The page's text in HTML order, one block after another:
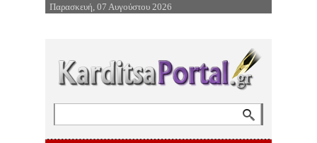
Επιστροφή στην Πλοήγηση
Παρασκευή, 07 Αυγούστου 2026